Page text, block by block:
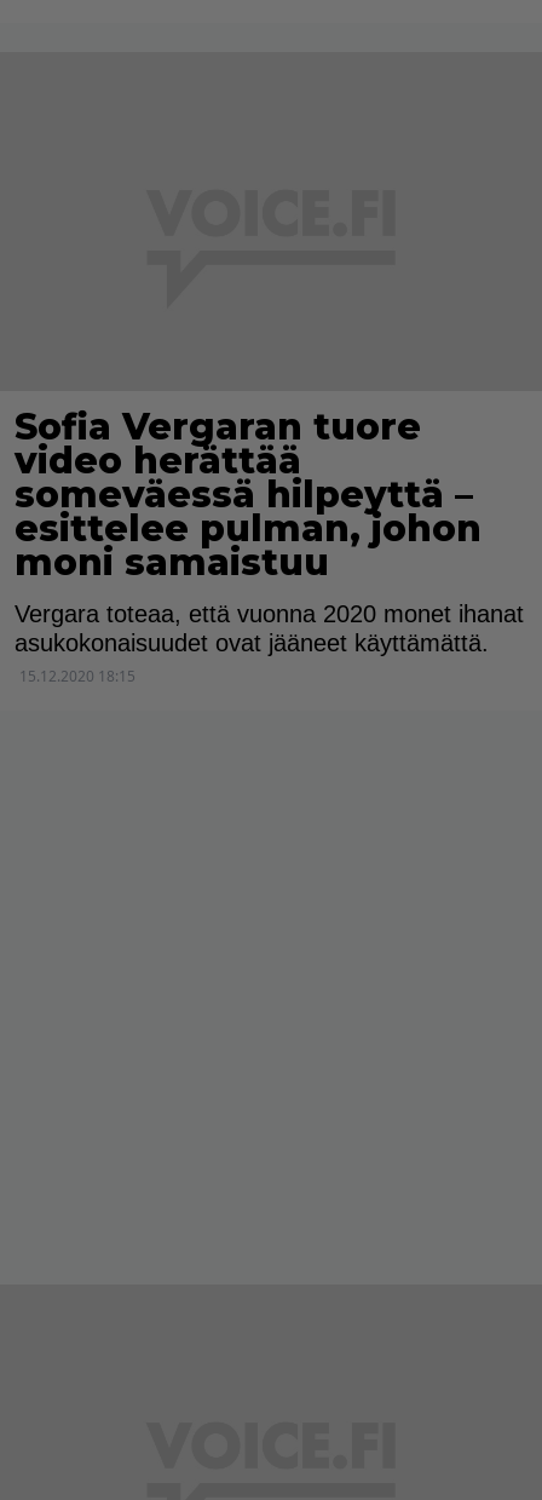
Sofia Vergaran tuore
video herättää
someväessä hilpeyttä –
esittelee pulman, johon
moni samaistuu
Vergara toteaa, että vuonna 2020 monet ihanat
asukokonaisuudet ovat jääneet käyttämättä.
15.12.2020 18:15